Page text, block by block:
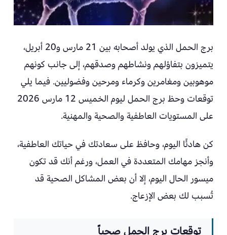
برج الحمل الذي يولد أصحابه بين 21 مارس و20 أبريل،
يتميزون بتفاؤلهم ونشاطهم وصدقهم، إلى جانب كونهم
موهوبين ومغامرين وكرماء ومرحين وفضوليين. فيما يلي
توقعات وحظ برج الحمل ليوم الخميس 12 مارس 2026
على المستويات العاطفية والصحية والمهنية.
كن هادئًا اليوم، وحافظ على سعادتك في حياتك العاطفية،
وأنجز مهامك المتعددة في العمل، ورغم أنك قد تكون
ميسور الحال اليوم، إلا أن بعض المشاكل الصحية قد
تُسبب لك بعض الإزعاج.
توقعات برج الحمل صحياً